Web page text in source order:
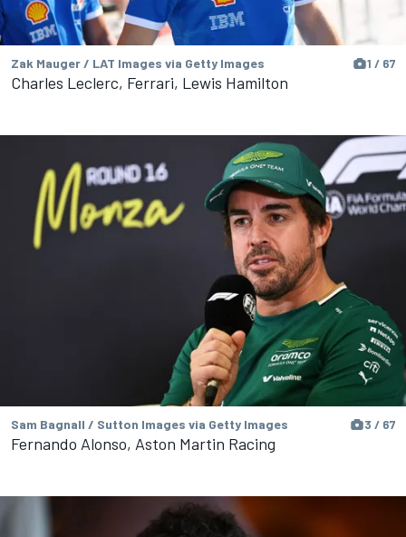
Zak Mauger / LAT Images via Getty Images 1 / 67
Charles Leclerc, Ferrari, Lewis Hamilton
Sam Bagnall / Sutton Images via Getty Images 3 / 67
Fernando Alonso, Aston Martin Racing